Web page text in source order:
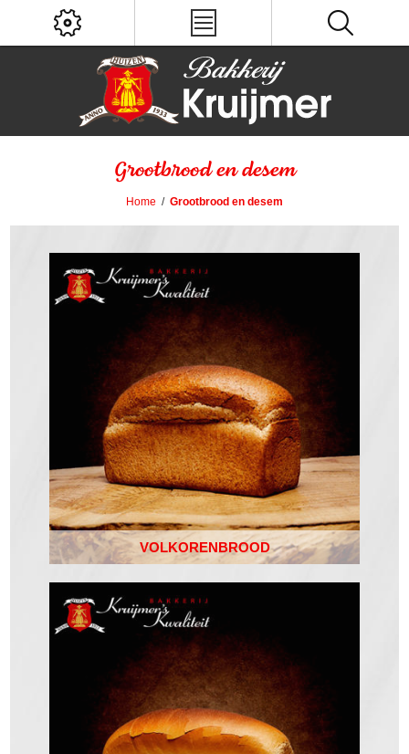
Grootbrood en desem
Home / Grootbrood en desem
VOLKORENBROOD